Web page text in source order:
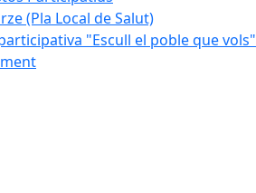
(Pla Local de Salut)
"Escull el poble que vols"